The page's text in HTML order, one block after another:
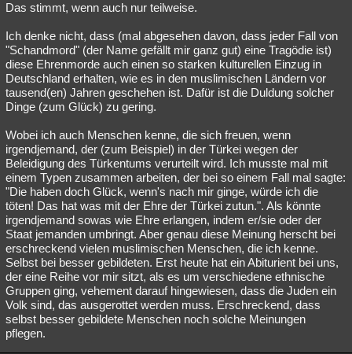
Das stimmt, wenn auch nur teilweise.
Ich denke nicht, dass (mal abgesehen davon, dass jeder Fall von
"Schandmord" (der Name gefällt mir ganz gut) eine Tragödie ist)
diese Ehrenmorde auch einen so starken kulturellen Einzug in
Deutschland erhalten, wie es in den muslimischen Ländern vor
tausend(en) Jahren geschehen ist. Dafür ist die Duldung solcher
Dinge (zum Glück) zu gering.
Wobei ich auch Menschen kenne, die sich freuen, wenn
irgendjemand, der (zum Beispiel) in der Türkei wegen der
Beleidigung des Türkentums verurteilt wird. Ich musste mal mit
einem Typen zusammen arbeiten, der bei so einem Fall mal sagte:
"Die haben doch Glück, wenn's nach mir ginge, würde ich die
töten! Das hat was mit der Ehre der Türkei zutun.". Als könnte
irgendjemand sowas wie Ehre erlangen, indem er/sie oder der
Staat jemanden umbringt. Aber genau diese Meinung herscht bei
erschreckend vielen muslimischen Menschen, die ich kenne.
Selbst bei besser gebildeten. Erst heute hat ein Abiturient bei uns,
der eine Reihe vor mir sitzt, als es um verschiedene ethnische
Gruppen ging, vehement darauf hingewiesen, dass die Juden ein
Volk sind, das ausgerottet werden muss. Erschreckend, dass
selbst besser gebildete Menschen noch solche Meinungen
pflegen.